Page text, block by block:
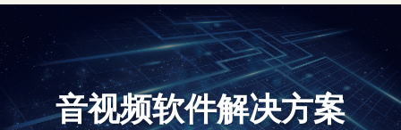
音视频软件解决方案